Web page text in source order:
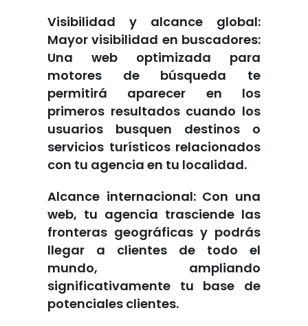
Visibilidad y alcance global:
Mayor visibilidad en buscadores:
Una web optimizada para
motores de búsqueda te
permitirá aparecer en los
primeros resultados cuando los
usuarios busquen destinos o
servicios turísticos relacionados
con tu agencia en tu localidad.
Alcance internacional: Con una
web, tu agencia trasciende las
fronteras geográficas y podrás
llegar a clientes de todo el
mundo, ampliando
significativamente tu base de
potenciales clientes.